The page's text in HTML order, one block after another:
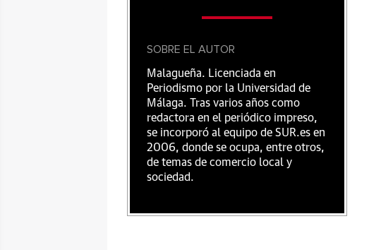
SOBRE EL AUTOR
Malagueña. Licenciada en
Periodismo por la Universidad de
Málaga. Tras varios años como
redactora en el periódico impreso,
se incorporó al equipo de SUR.es en
2006, donde se ocupa, entre otros,
de temas de comercio local y
sociedad.